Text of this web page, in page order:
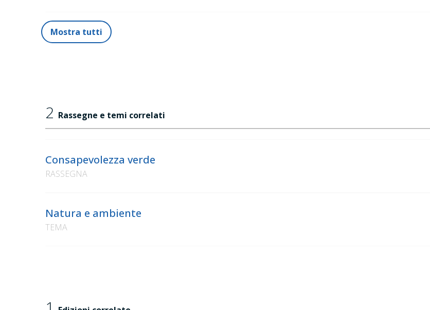
Mostra tutti
2 Rassegne e temi correlati
Consapevolezza verde
RASSEGNA
Natura e ambiente
TEMA